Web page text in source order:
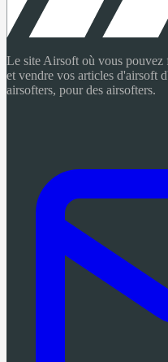
Le site Airsoft où vous pouvez
et vendre vos articles d'airsoft
airsofters, pour des airsofters.